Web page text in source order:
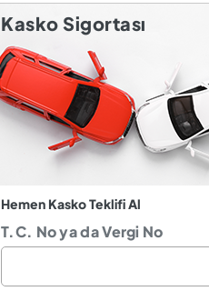
Kasko Sigortası
Hemen Kasko Teklifi Al
T.C. No ya da Vergi No